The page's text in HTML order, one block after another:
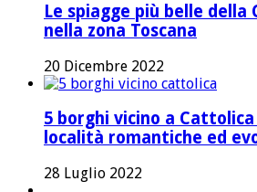
Le spiagge più belle della
nella zona Toscana
20 Dicembre 2022
5 borghi vicino a
località romantiche ed
28 Luglio 2022